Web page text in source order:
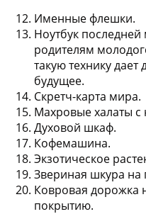
Именные флешки.
Ноутбук
родителям
такую технику
будущее.
Скретч-карта мира.
Махровые халаты
Духовой шкаф.
Кофемашина.
Экзотическое
Звериная шкура на
Ковровая дорожка
покрытию.